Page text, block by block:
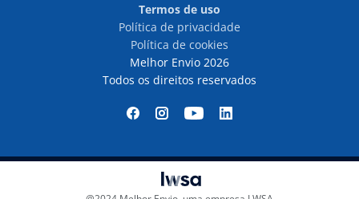
Termos de uso
Política de privacidade
Política de cookies
Melhor Envio 2026
Todos os direitos reservados